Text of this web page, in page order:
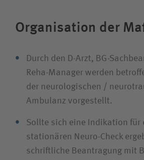
Organisation der
Durch den D-Arzt, BG-
Reha-Manager werden
der neurologischen /
Ambulanz vorgestellt.
Sollte sich eine Indikation für
stationären Neuro-Check
schriftliche Beantragung mit